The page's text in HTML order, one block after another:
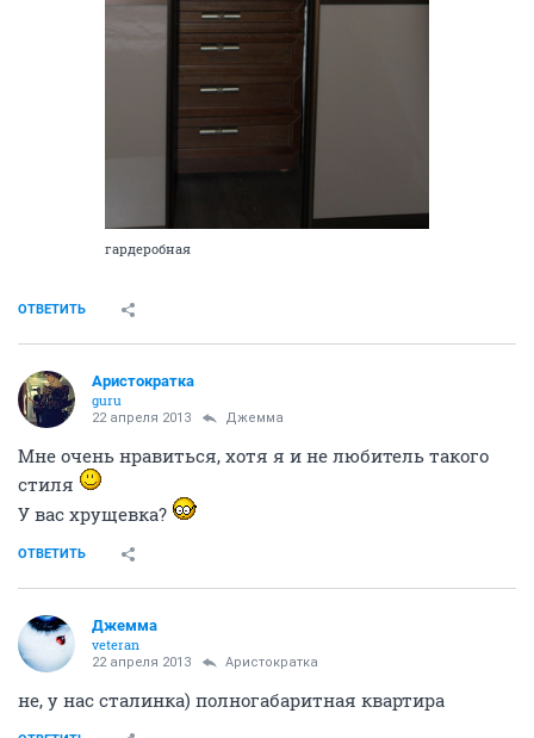
гардеробная
ОТВЕТИТЬ
Аристократка
guru
22 апреля 2013 Джемма
Мне очень нравиться, хотя я и не любитель такого
стиля
У вас хрущевка?
ОТВЕТИТЬ
Джемма
veteran
22 апреля 2013 Аристократка
не, у нас сталинка) полногабаритная квартира